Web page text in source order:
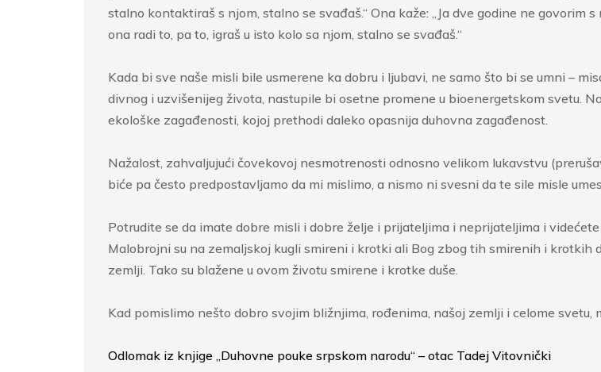
stalno kontaktiraš s njom, stalno se svađaš.“ Ona kaže: „Ja dve godine ne govorim
ona radi to, pa to, igraš u isto kolo sa njom, stalno se svađaš.“
Kada bi sve naše misli bile usmerene ka dobru i ljubavi, ne samo što bi se umni –
divnog i uzvišenijeg života, nastupile bi osetne promene u bioenergetskom svetu.
ekološke zagađenosti, kojoj prethodi daleko opasnija duhovna zagađenost.
Nažalost, zahvaljujući čovekovoj nesmotrenosti odnosno velikom lukavstvu
biće pa često predpostavljamo da mi mislimo, a nismo ni svesni da te sile misle
Potrudite se da imate dobre misli i dobre želje i prijateljima i neprijateljima i
Malobrojni su na zemaljskoj kugli smireni i krotki ali Bog zbog tih smirenih i krotkih
zemlji. Tako su blažene u ovom životu smirene i krotke duše.
Kad pomislimo nešto dobro svojim bližnjima, rođenima, našoj zemlji i celome svetu,
Odlomak iz knjige „Duhovne pouke srpskom narodu“ – otac Tadej Vitovnički